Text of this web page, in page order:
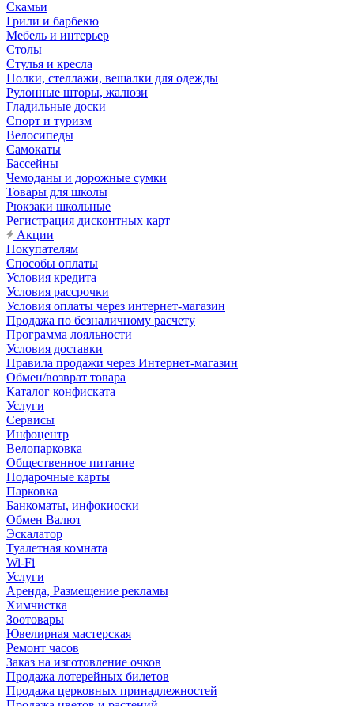
Скамьи
Грили и барбекю
Мебель и интерьер
Столы
Стулья и кресла
Полки, стеллажи, вешалки для одежды
Рулонные шторы, жалюзи
Гладильные доски
Спорт и туризм
Велосипеды
Самокаты
Бассейны
Чемоданы и дорожные сумки
Товары для школы
Рюкзаки школьные
Регистрация дисконтных карт
Акции
Покупателям
Способы оплаты
Условия кредита
Условия рассрочки
Условия оплаты через интернет-магазин
Продажа по безналичному расчету
Программа лояльности
Условия доставки
Правила продажи через Интернет-магазин
Обмен/возврат товара
Каталог конфиската
Услуги
Сервисы
Инфоцентр
Велопарковка
Общественное питание
Подарочные карты
Парковка
Банкоматы, инфокиоски
Обмен Валют
Эскалатор
Туалетная комната
Wi-Fi
Услуги
Аренда, Размещение рекламы
Химчистка
Зоотовары
Ювелирная мастерская
Ремонт часов
Заказ на изготовление очков
Продажа лотерейных билетов
Продажа церковных принадлежностей